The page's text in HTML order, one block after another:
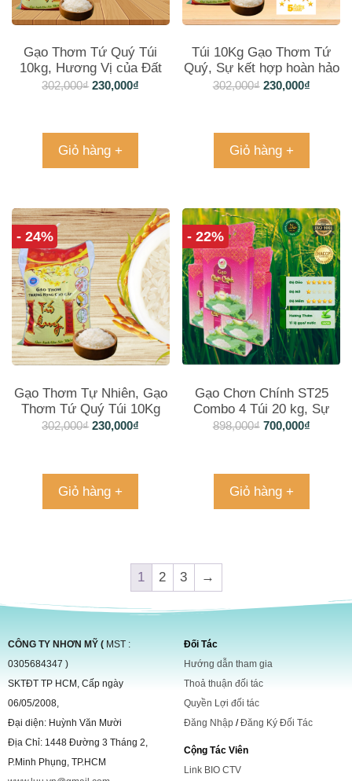
Gạo Thơm Tứ Quý Túi
10kg, Hương Vị của Đất
Việt
302,000₫ 230,000₫
Giỏ hàng +
Túi 10Kg Gạo Thơm Tứ
Quý, Sự kết hợp hoàn hảo
của Hương Thơm
302,000₫ 230,000₫
Giỏ hàng +
- 24%
Gạo Thơm Tự Nhiên, Gạo
Thơm Tứ Quý Túi 10Kg
302,000₫ 230,000₫
Giỏ hàng +
- 22%
Gạo Chơn Chính ST25
Combo 4 Túi 20 kg, Sự
lựa chọn hàng đầu cho ẩm
898,000₫ 700,000₫
Giỏ hàng +
1 2 3 →
CÔNG TY NHƠN MỸ ( MST :
0305684347 )
SKTĐT TP HCM, Cấp ngày
06/05/2008,
Đại diện: Huỳnh Văn Mười
Địa Chỉ: 1448 Đường 3 Tháng 2,
P.Minh Phụng, TP.HCM
Đối Tác
Hướng dẫn tham gia
Thoả thuận đối tác
Quyền Lợi đối tác
Đăng Nhập /Đăng Ký Đối Tác
Cộng Tác Viên
Link BIO CTV